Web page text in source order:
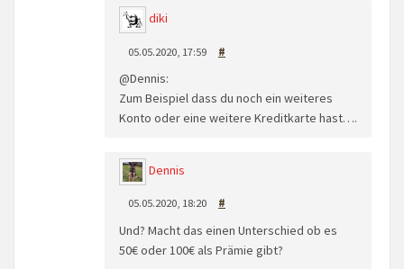
diki
05.05.2020, 17:59 #
@Dennis:
Zum Beispiel dass du noch ein weiteres
Konto oder eine weitere Kreditkarte hast….
Dennis
05.05.2020, 18:20 #
Und? Macht das einen Unterschied ob es
50€ oder 100€ als Prämie gibt?